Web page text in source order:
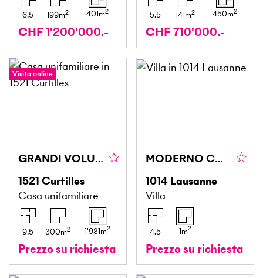
6.5 199m2 401m2
CHF 1'200'000.-
5.5 141m2 450m2
CHF 710'000.-
Visita online
GRANDI VOLUMI E TRANQUILLITÀ
1521 Curtilles
Casa unifamiliare
9.5 300m2 1'981m2
Prezzo su richiesta
MODERNO CON TERRAZZA SUL TETTO - VISTA LAGO
1014 Lausanne
Villa
4.5 1m2
Prezzo su richiesta